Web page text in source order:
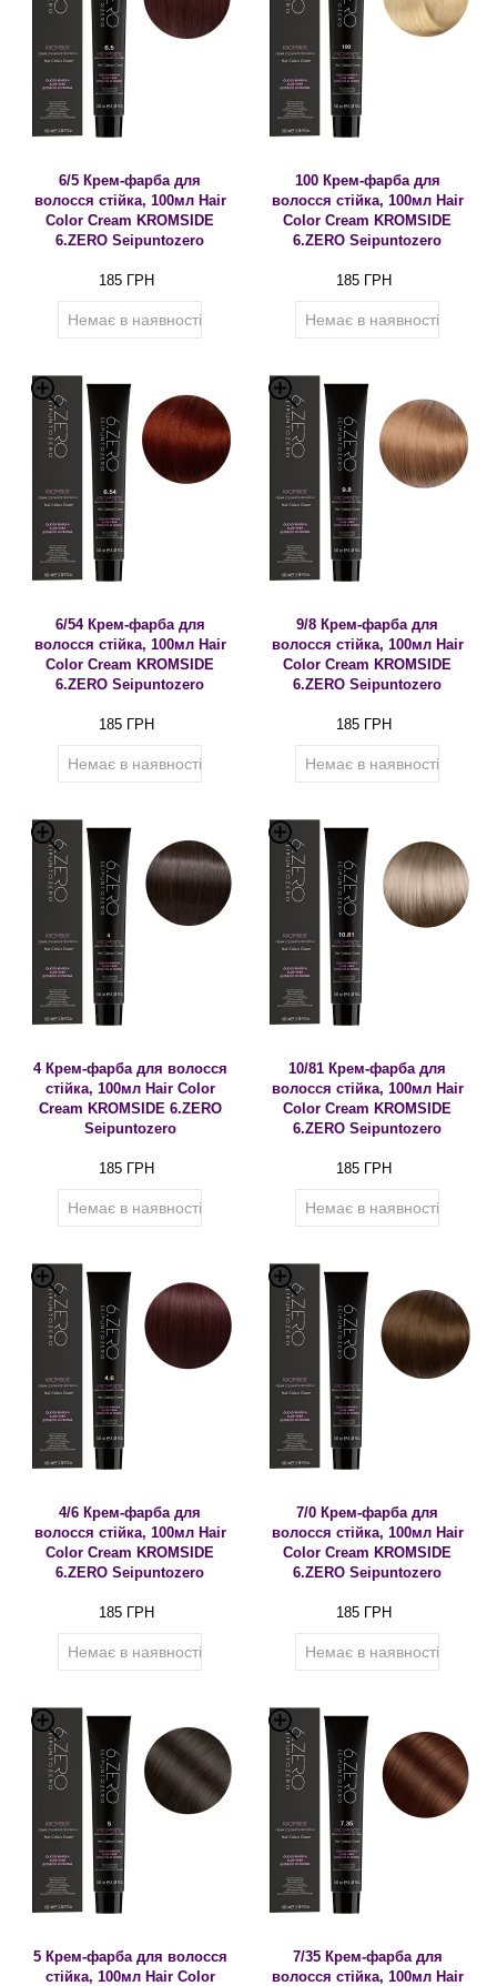
6/5 Крем-фарба для
волосся стійка, 100мл Hair
Color Cream KROMSIDE
6.ZERO Seipuntozero
185 ГРН
Немає в наявності
100 Крем-фарба для
волосся стійка, 100мл Hair
Color Cream KROMSIDE
6.ZERO Seipuntozero
185 ГРН
Немає в наявності
6/54 Крем-фарба для
волосся стійка, 100мл Hair
Color Cream KROMSIDE
6.ZERO Seipuntozero
185 ГРН
Немає в наявності
9/8 Крем-фарба для
волосся стійка, 100мл Hair
Color Cream KROMSIDE
6.ZERO Seipuntozero
185 ГРН
Немає в наявності
4 Крем-фарба для волосся
стійка, 100мл Hair Color
Cream KROMSIDE 6.ZERO
Seipuntozero
185 ГРН
Немає в наявності
10/81 Крем-фарба для
волосся стійка, 100мл Hair
Color Cream KROMSIDE
6.ZERO Seipuntozero
185 ГРН
Немає в наявності
4/6 Крем-фарба для
волосся стійка, 100мл Hair
Color Cream KROMSIDE
6.ZERO Seipuntozero
185 ГРН
Немає в наявності
7/0 Крем-фарба для
волосся стійка, 100мл Hair
Color Cream KROMSIDE
6.ZERO Seipuntozero
185 ГРН
Немає в наявності
5 Крем-фарба для волосся
стійка, 100мл Hair Color
7/35 Крем-фарба для
волосся стійка, 100мл Hair